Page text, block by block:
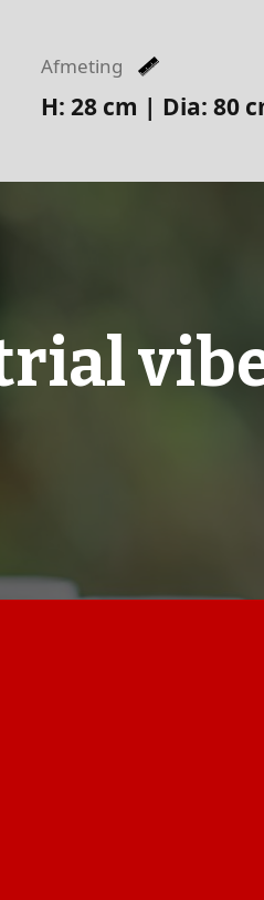
Afmeting
H: 28 cm | Dia: 80